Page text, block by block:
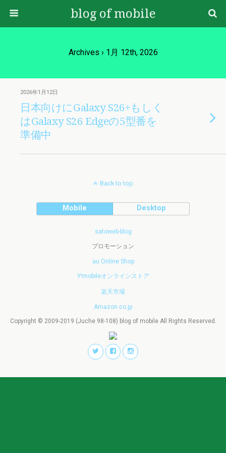
blog of mobile
Archives › 1月 12th, 2026
2026年1月12日
日本向けにGalaxy S26+もしく
はGalaxy S26 Edgeの5型番を
準備中
Back to top
Mobile Desktop
satoweb-blog
プロモーション
au Online Shop
Y!mobileオンラインストア
楽天市場
Amazon.co.jp
Copyright © 2009-2019 (Juche 98-108) blog of mobile All Rights Reserved.